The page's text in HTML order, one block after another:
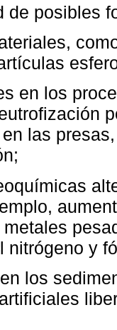
de posibles
en los
las
nitrógeno y
los